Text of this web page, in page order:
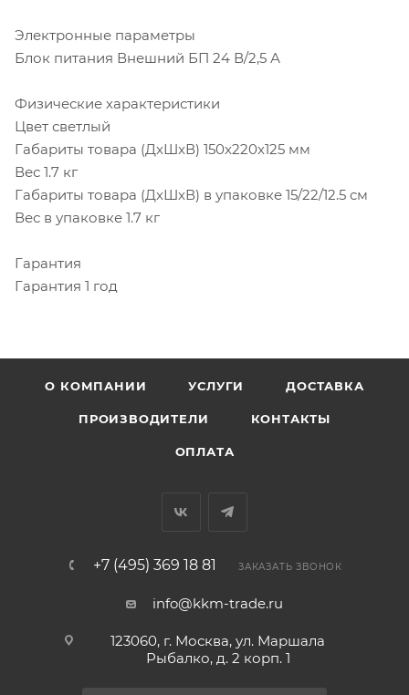
Электронные параметры
Блок питания Внешний БП 24 В/2,5 А
Физические характеристики
Цвет светлый
Габариты товара (ДxШxВ) 150x220x125 мм
Вес 1.7 кг
Габариты товара (ДxШxВ) в упаковке 15/22/12.5 см
Вес в упаковке 1.7 кг
Гарантия
Гарантия 1 год
О КОМПАНИИ УСЛУГИ ДОСТАВКА
ПРОИЗВОДИТЕЛИ КОНТАКТЫ
ОПЛАТА
+7 (495) 369 18 81 ЗАКАЗАТЬ ЗВОНОК
info@kkm-trade.ru
123060, г. Москва, ул. Маршала
Рыбалко, д. 2 корп. 1